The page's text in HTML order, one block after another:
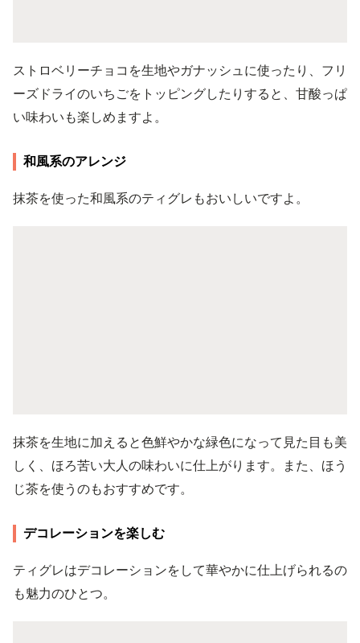
ストロベリーチョコを生地やガナッシュに使ったり、フリ
ーズドライのいちごをトッピングしたりすると、甘酸っぱ
い味わいも楽しめますよ。
和風系のアレンジ
抹茶を使った和風系のティグレもおいしいですよ。
抹茶を生地に加えると色鮮やかな緑色になって見た目も美
しく、ほろ苦い大人の味わいに仕上がります。また、ほう
じ茶を使うのもおすすめです。
デコレーションを楽しむ
ティグレはデコレーションをして華やかに仕上げられるの
も魅力のひとつ。